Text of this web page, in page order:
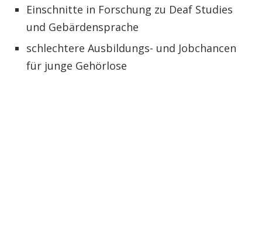
Einschnitte in Forschung zu Deaf Studies
und Gebärdensprache
schlechtere Ausbildungs- und Jobchancen
für junge Gehörlose